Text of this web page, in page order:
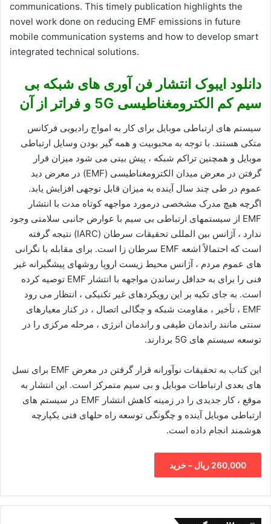
communications. This timely publication highlights the
novel work done on reducing EMF emissions in future
mobile communication systems and how to develop smart
integrated technical solutions.
دانلود ایبوک انتشار فن آوری های شبکه بی
سیم کم الکترومغناطیسی 5G و فراتر از آن
سیستم های ارتباطی موبایل برای کار به امواج رادیویی فرکانس
متکی هستند. با توجه به محبوبیت و همه گیر بودن وسایل ارتباطی
موبایل و همچنین تراکم شبکه ، پیش بینی می شود میزان قرار
گرفتن در معرض میدان الکترومغناطیسی (EMF) در معرض دید
عموم در طی چند سال آینده به میزان قابل توجهی افزایش یابد.
اگرچه هیچ مدرک مشخصی درمورد مواجهه کوتاه مدت با انتشار
EMF از سیستمهای ارتباطی بی سیم با عوارض جانبی سلامتی وجود
ندارد ، آژانس بین المللی تحقیقات سرطان (IARC) نتیجه گرفته
است که احتمالاً اشعه EMF سرطان زا است. برای مقابله با نگرانی
های عموم مردم ، آژانس محیط زیست اروپا روشهای پیشگیرانه غیر
فنی را برای به حداقل رساندن مواجهه با انتشار EMF توصیه کرده
است. به جای تکیه بر این رویکردهای غیر تکنیکی ، انتظار می رود
EMF ، تأخیر ، مقاومت شبکه و چگالی اتصال ، در کنار معیارهای
سنتی مانند راندمان طیفی و راندمان انرژی ، مرحله مرکزی را در
توسعه سیستم های 5G بردارند.
این کتاب به تحقیقات نوآورانه قرار گرفتن در معرض EMF برای نسل
های بعدی ارتباطات موبایل و بی سیم متمرکز است. این انتشار به
موقع ، کار جدیدی را در زمینه کاهش انتشار EMF در سیستم های
ارتباطی موبایل آینده و چگونگی توسعه راه حلهای فنی یکپارچه
هوشمند انجام داده است.
260,000 ریال – خرید